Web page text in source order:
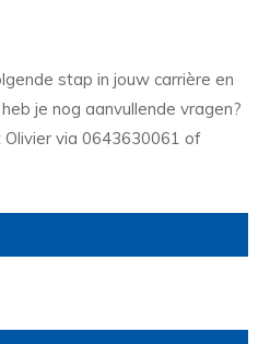
stap in jouw carrière en
je nog aanvullende vragen?
via 0643630061 of